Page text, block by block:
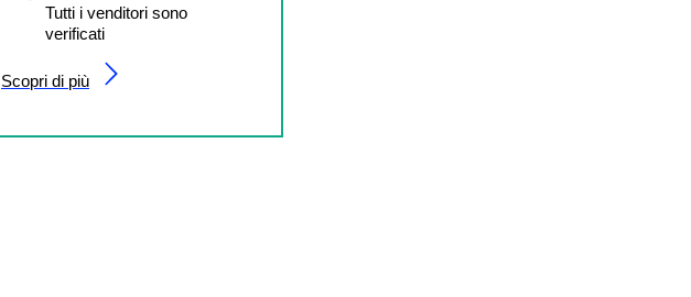
Tutti i venditori sono
verificati
Scopri di più